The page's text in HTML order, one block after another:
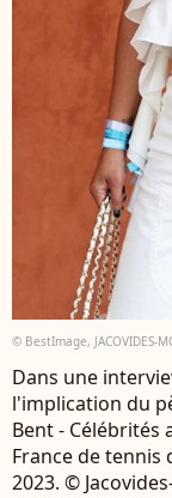
© BestImage, JACOVIDES-
Dans une
l'implication du
Bent - Célébrités
France de tennis
2023. ©